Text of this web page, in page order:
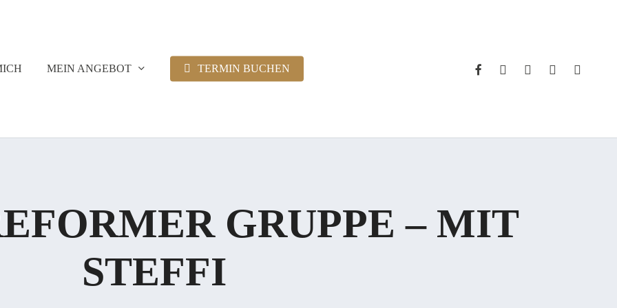
MEIN ANGEBOT TERMIN BUCHEN FACEBOOK
INSTAGRAM
WHATSAPP
PHONEEMAIL
GRUPPE – MIT
STEFFI